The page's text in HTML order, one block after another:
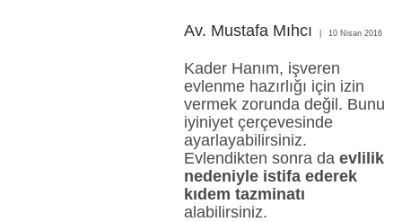
Av. Mustafa Mıhcı 10 Nisan 2016
Kader Hanım, işveren
evlenme hazırlığı için izin
vermek zorunda değil. Bunu
iyiniyet çerçevesinde
ayarlayabilirsiniz.
Evlendikten sonra da evlilik
nedeniyle istifa ederek
kıdem tazminatı
alabilirsiniz.